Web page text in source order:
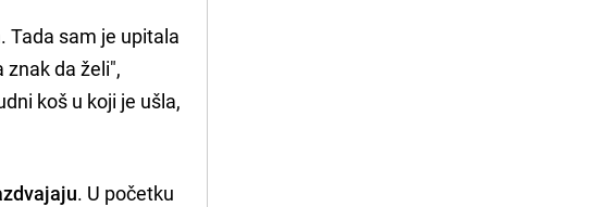
Tada sam je upitala
da želi",
koš u koji je ušla,
. U početku